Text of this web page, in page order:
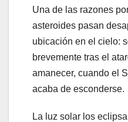
Una de las razones
asteroides pasan
ubicación en el cielo:
brevemente tras el
amanecer, cuando el
acaba de esconderse.
La luz solar los